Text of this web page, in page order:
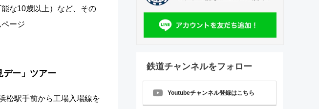
な10歳以上）など、その
ージ
ー」ツアー
松駅手前から工場入場線を
鉄道チャンネルをフォロー
Youtubeチャンネル登録はこちら